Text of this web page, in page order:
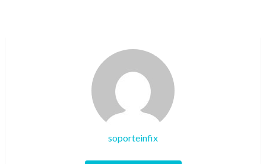
soporteinfix